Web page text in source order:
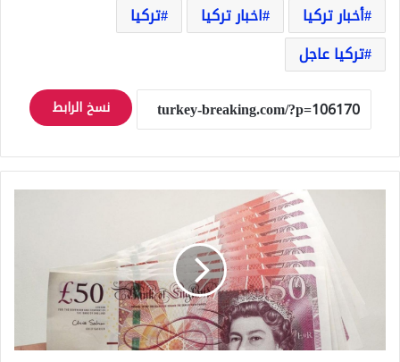
أخبار تركيا اخبار تركيا
تركيا
تركيا عاجل
نسخ الرابط
عاجزا